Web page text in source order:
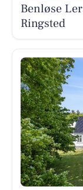
Benløse
Ringsted